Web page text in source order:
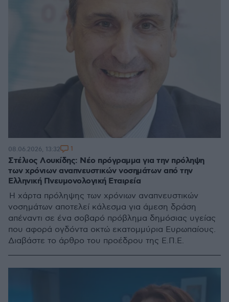
Στέλιος Λουκίδης: Νέο πρόγραμμα για την πρόληψη
των χρόνιων αναπνευστικών νοσημάτων από την
Ελληνική Πνευμονολογική Εταιρεία
Η χάρτα πρόληψης των χρόνιων αναπνευστικών
νοσημάτων αποτελεί κάλεσμα για άμεση δράση
απέναντι σε ένα σοβαρό πρόβλημα δημόσιας υγείας
που αφορά ογδόντα οκτώ εκατομμύρια Ευρωπαίους.
Διαβάστε το άρθρο του προέδρου της Ε.Π.Ε.
08.06.2026, 13:32 1